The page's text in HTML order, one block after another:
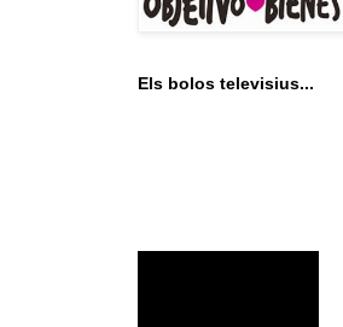
Els bolos televisius...